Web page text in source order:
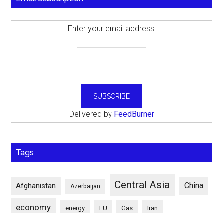
Enter your email address:
Delivered by FeedBurner
Tags
Afghanistan Azerbaijan Central Asia China
economy energy EU Gas Iran